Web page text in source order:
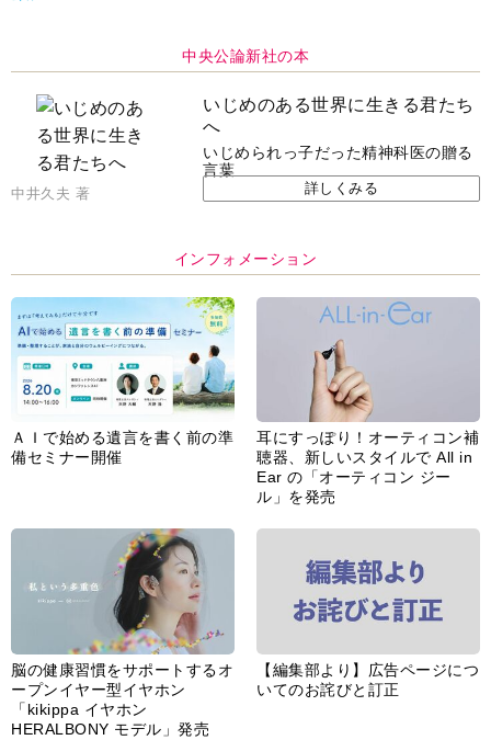
中央公論新社の本
いじめのある世界に生きる君たち
へ
いじめられっ子だった精神科医の贈る
言葉
中井久夫 著 詳しくみる
インフォメーション
ＡＩで始める遺言を書く前の準
備セミナー開催
耳にすっぽり！オーティコン補
聴器、新しいスタイルで All in
Ear の「オーティコン ジー
ル」を発売
脳の健康習慣をサポートするオ
ープンイヤー型イヤホン
「kikippa イヤホン
HERALBONY モデル」発売
【編集部より】広告ページにつ
いてのお詫びと訂正